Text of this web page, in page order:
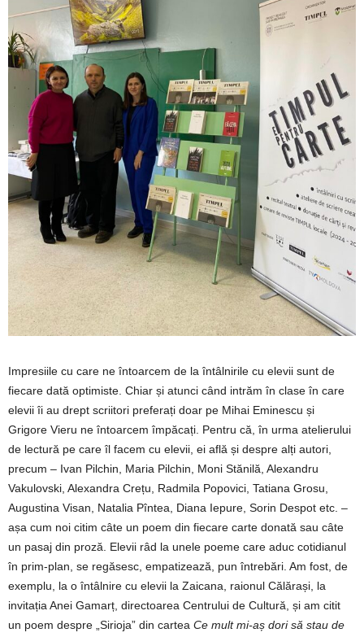
Impresiile cu care ne întoarcem de la întâlnirile cu elevii sunt de
fiecare dată optimiste. Chiar și atunci când intrăm în clase în care
elevii îi au drept scriitori preferați doar pe Mihai Eminescu și
Grigore Vieru ne întoarcem împăcați. Pentru că, în urma atelierului
de lectură pe care îl facem cu elevii, ei află și despre alți autori,
precum – Ivan Pilchin, Maria Pilchin, Moni Stănilă, Alexandru
Vakulovski, Alexandra Crețu, Radmila Popovici, Tatiana Grosu,
Augustina Visan, Natalia Pîntea, Diana Iepure, Sorin Despot etc. –
așa cum noi citim câte un poem din fiecare carte donată sau câte
un pasaj din proză. Elevii râd la unele poeme care aduc cotidianul
în prim-plan, se regăsesc, empatizează, pun întrebări. Am fost, de
exemplu, la o întâlnire cu elevii la Zaicana, raionul Călărași, la
invitația Anei Gamarț, directoarea Centrului de Cultură, și am citit
un poem despre „Sirioja” din cartea Ce mult mi-aș dori să stau de